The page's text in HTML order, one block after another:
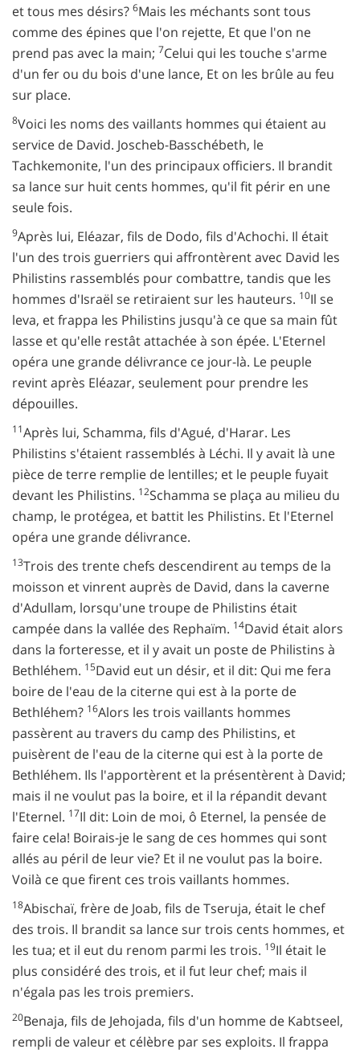
et tous mes désirs? 6Mais les méchants sont tous
comme des épines que l'on rejette, Et que l'on ne
prend pas avec la main; 7Celui qui les touche s'arme
d'un fer ou du bois d'une lance, Et on les brûle au feu
sur place.
8Voici les noms des vaillants hommes qui étaient au
service de David. Joscheb-Basschébeth, le
Tachkemonite, l'un des principaux officiers. Il brandit
sa lance sur huit cents hommes, qu'il fit périr en une
seule fois.
9Après lui, Eléazar, fils de Dodo, fils d'Achochi. Il était
l'un des trois guerriers qui affrontèrent avec David les
Philistins rassemblés pour combattre, tandis que les
hommes d'Israël se retiraient sur les hauteurs. 10Il se
leva, et frappa les Philistins jusqu'à ce que sa main fût
lasse et qu'elle restât attachée à son épée. L'Eternel
opéra une grande délivrance ce jour-là. Le peuple
revint après Eléazar, seulement pour prendre les
dépouilles.
11Après lui, Schamma, fils d'Agué, d'Harar. Les
Philistins s'étaient rassemblés à Léchi. Il y avait là une
pièce de terre remplie de lentilles; et le peuple fuyait
devant les Philistins. 12Schamma se plaça au milieu du
champ, le protégea, et battit les Philistins. Et l'Eternel
opéra une grande délivrance.
13Trois des trente chefs descendirent au temps de la
moisson et vinrent auprès de David, dans la caverne
d'Adullam, lorsqu'une troupe de Philistins était
campée dans la vallée des Rephaïm. 14David était alors
dans la forteresse, et il y avait un poste de Philistins à
Bethléhem. 15David eut un désir, et il dit: Qui me fera
boire de l'eau de la citerne qui est à la porte de
Bethléhem? 16Alors les trois vaillants hommes
passèrent au travers du camp des Philistins, et
puisèrent de l'eau de la citerne qui est à la porte de
Bethléhem. Ils l'apportèrent et la présentèrent à David;
mais il ne voulut pas la boire, et il la répandit devant
l'Eternel. 17Il dit: Loin de moi, ô Eternel, la pensée de
faire cela! Boirais-je le sang de ces hommes qui sont
allés au péril de leur vie? Et il ne voulut pas la boire.
Voilà ce que firent ces trois vaillants hommes.
18Abischaï, frère de Joab, fils de Tseruja, était le chef
des trois. Il brandit sa lance sur trois cents hommes, et
les tua; et il eut du renom parmi les trois. 19Il était le
plus considéré des trois, et il fut leur chef; mais il
n'égala pas les trois premiers.
20Benaja, fils de Jehojada, fils d'un homme de Kabtseel,
rempli de valeur et célèbre par ses exploits. Il frappa